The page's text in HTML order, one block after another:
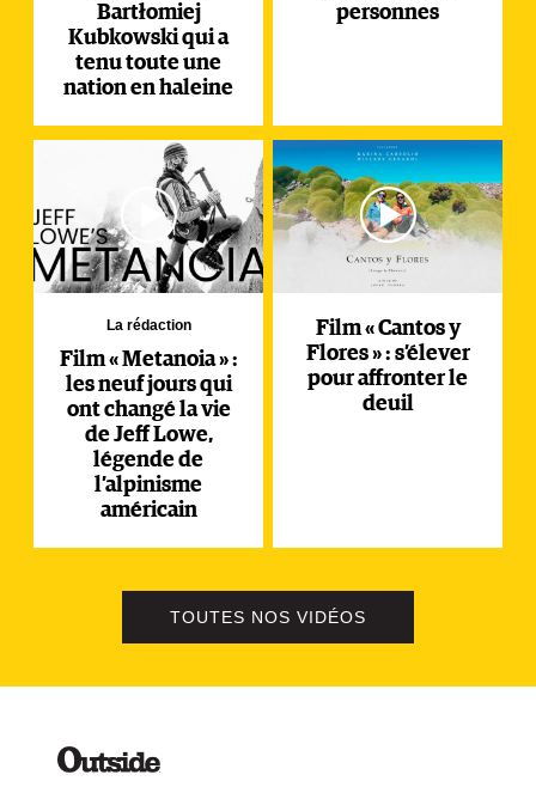
Bartłomiej
Kubkowski qui a
tenu toute une
nation en haleine
personnes
La rédaction
Film « Metanoia » :
les neuf jours qui
ont changé la vie
de Jeff Lowe,
légende de
l’alpinisme
américain
Film « Cantos y
Flores » : s’élever
pour affronter le
deuil
TOUTES NOS VIDÉOS